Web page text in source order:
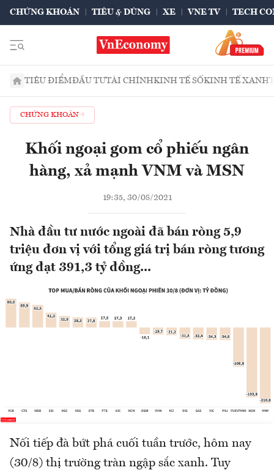
CHỨNG KHOÁN TIÊU & DÙNG XE VNE TV TECH
TIÊU ĐIỂMĐẦU TƯTÀI CHÍNHKINH TẾ SỐKINH TẾ XANH
CHỨNG KHOÁN
Khối ngoại gom cổ phiếu ngân
hàng, xả mạnh VNM và MSN
19:35, 30/08/2021
Nhà đầu tư nước ngoài đã bán ròng 5,9
triệu đơn vị với tổng giá trị bán ròng tương
ứng đạt 391,3 tỷ đồng...
Nối tiếp đà bứt phá cuối tuần trước, hôm nay
(30/8) thị trường tràn ngập sắc xanh. Tuy